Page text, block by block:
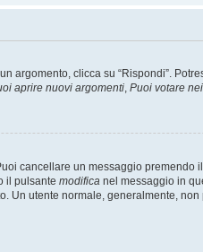
argomento, clicca su “Rispondi”.
aprire nuovi argomenti Puoi votare
cancellare un messaggio premendo
il pulsante modifica nel messaggio in
Un utente normale, generalmente,